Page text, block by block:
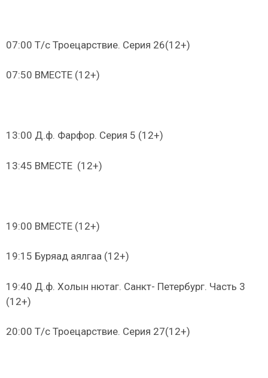
07:00 Т/с Троецарствие. Серия 26(12+)
07:50 ВМЕСТЕ (12+)
13:00 Д.ф. Фарфор. Серия 5 (12+)
13:45 ВМЕСТЕ (12+)
19:00 ВМЕСТЕ (12+)
19:15 Буряад аялгаа (12+)
19:40 Д.ф. Холын нютаг. Санкт- Петербург. Часть 3
(12+)
20:00 Т/с Троецарствие. Серия 27(12+)